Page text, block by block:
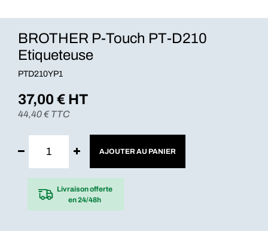
BROTHER P-Touch PT-D210
Etiqueteuse
PTD210YP1
37,00€ HT
44,40€ TTC
AJOUTER AU PANIER
Livraison offerte
en 24/48h